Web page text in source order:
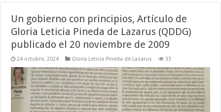
Un gobierno con principios, Artículo de
Gloria Leticia Pineda de Lazarus (QDDG)
publicado el 20 noviembre de 2009
24 octubre, 2024 Gloria Leticia Pineda de Lazarus 33